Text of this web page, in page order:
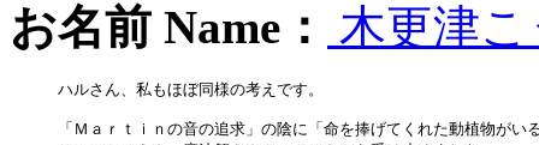
お名前 Name： 木更津
ハルさん、私もほぼ同様の考えです。
「Ｍａｒｔｉｎの音の追求」の陰に「命を捧げてくれた動植物がい